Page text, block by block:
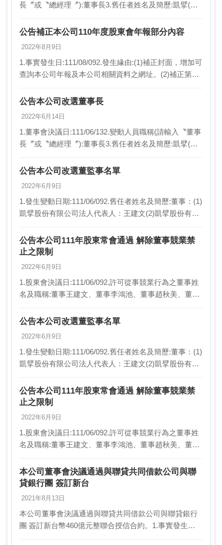
長〞或〝總經理〞):董事長3.舊任者姓名及簡歷:凱擘(股)
者姓名及簡歷:凱擘(…
公告補正本公司110年度股東會年報部分內容
2022年8月9日
1.事實發生日:111/08/092.發生緣由:(1)補正封面，增加可
查詢本公司年報及本公司相關資料之網址。(2)補正第
「占稅後純益之比例」資訊…
公告本公司改選董事長
2022年6月14日
1.董事會決議日:111/06/132.變動人員職稱(請輸入〝董事
長〞或〝總經理〞):董事長3.舊任者姓名及簡歷:凱擘(股)
者姓名及簡歷:凱擘(…
公告本公司改選董監事名單
2022年6月9日
1.發生變動日期:111/06/092.舊任者姓名及簡歷:董事：(1)
凱擘股份有限公司法人代表人：王建文(2)凱擘股份有限
人：趙秋美(4)凱擘股份…
公告本公司111年股東常會通過 解除董事競業禁
止之限制
2022年6月9日
1.股東會決議日:111/06/092.許可從事競業行為之董事姓
名及職稱:董事王建文、董事李鴻池、董事趙秋美、董事
業行為之項目:投資或經營其他與公司…
公告本公司改選董監事名單
2022年6月9日
1.發生變動日期:111/06/092.舊任者姓名及簡歷:董事：(1)
凱擘股份有限公司法人代表人：王建文(2)凱擘股份有限
人：趙秋美(4)凱擘股份…
公告本公司111年股東常會通過 解除董事競業禁
止之限制
2022年6月9日
1.股東會決議日:111/06/092.許可從事競業行為之董事姓
名及職稱:董事王建文、董事李鴻池、董事趙秋美、董事
業行為之項目:投資或經營其他與公司…
本公司董事會決議通過與聯貸共同借款公司與聯
貸銀行團 簽訂新台
2021年8月13日
本公司董事會決議通過與聯貸共同借款公司與聯貸銀行
團 簽訂新台幣460億元整聯合授信合約。1.事實發生